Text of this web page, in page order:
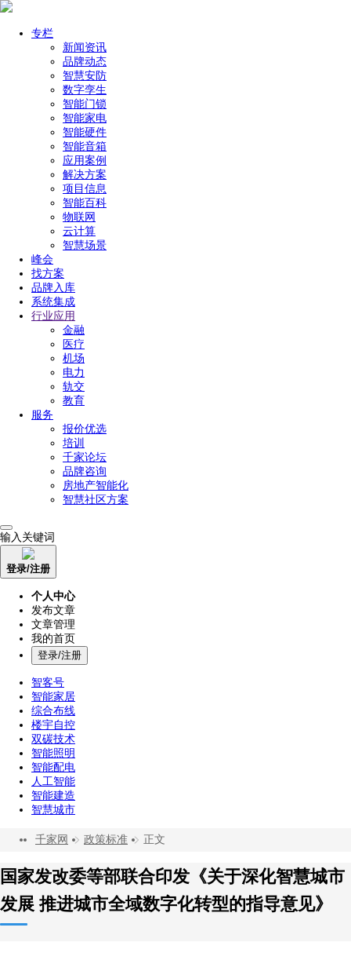
专栏
新闻资讯
品牌动态
智慧安防
数字孪生
智能门锁
智能家电
智能硬件
智能音箱
应用案例
解决方案
项目信息
智能百科
物联网
云计算
智慧场景
峰会
找方案
品牌入库
系统集成
行业应用
金融
医疗
机场
电力
轨交
教育
服务
报价优选
培训
千家论坛
品牌咨询
房地产智能化
智慧社区方案
输入关键词
登录/注册
个人中心
发布文章
文章管理
我的首页
登录/注册
智客号
智能家居
综合布线
楼宇自控
双碳技术
智能照明
智能配电
人工智能
智能建造
智慧城市
千家网 政策标准 正文
国家发改委等部联合印发《关于深化智慧城市
发展 推进城市全域数字化转型的指导意见》